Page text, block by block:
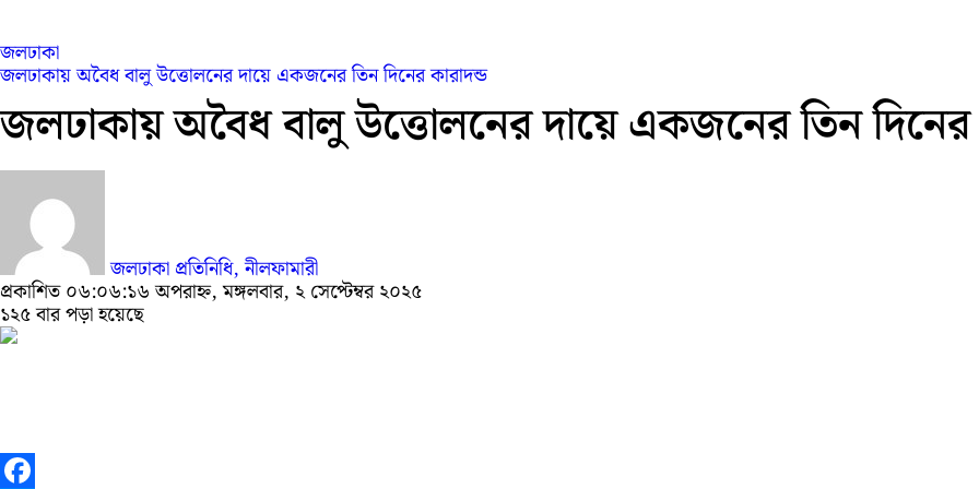
জলঢাকা
জলঢাকায় অবৈধ বালু উত্তোলনের দায়ে একজনের তিন দিনের কারাদন্ড
জলঢাকায় অবৈধ বালু উত্তোলনের দায়ে একজনের তিন দিনের
জলঢাকা প্রতিনিধি, নীলফামারী
প্রকাশিত ০৬:০৬:১৬ অপরাহ্ন, মঙ্গলবার, ২ সেপ্টেম্বর ২০২৫
১২৫ বার পড়া হয়েছে